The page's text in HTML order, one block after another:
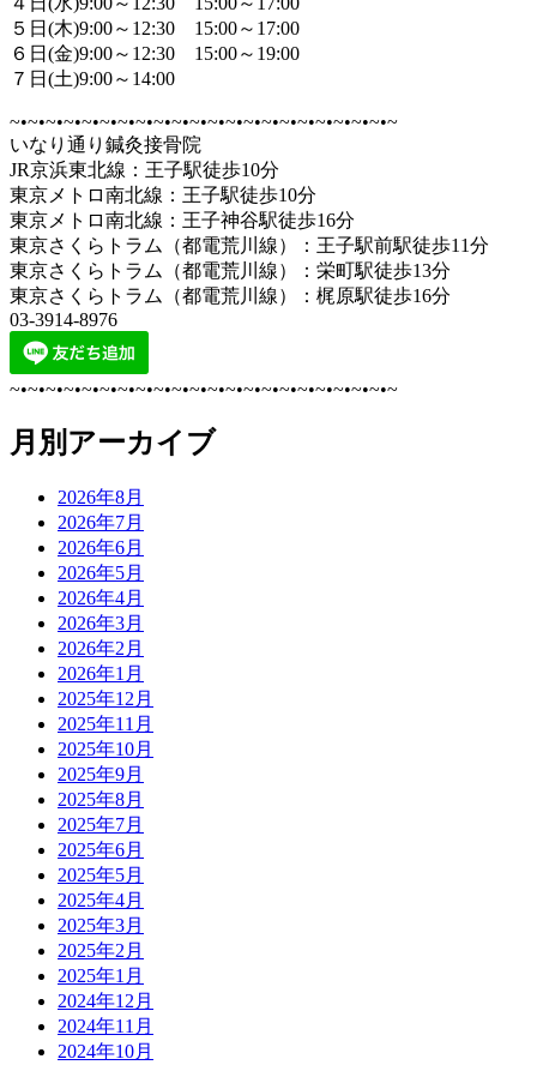
５日(木)9:00～12:30 15:00～17:00
６日(金)9:00～12:30 15:00～19:00
７日(土)9:00～14:00
~•~•~•~•~•~•~•~•~•~•~•~•~•~•~•~•~•~•~•~•~•~
いなり通り鍼灸接骨院
JR京浜東北線：王子駅徒歩10分
東京メトロ南北線：王子駅徒歩10分
東京メトロ南北線：王子神谷駅徒歩16分
東京さくらトラム（都電荒川線）：王子駅前駅徒歩11分
東京さくらトラム（都電荒川線）：栄町駅徒歩13分
東京さくらトラム（都電荒川線）：梶原駅徒歩16分
03-3914-8976
~•~•~•~•~•~•~•~•~•~•~•~•~•~•~•~•~•~•~•~•~•~
月別アーカイブ
2026年8月
2026年7月
2026年6月
2026年5月
2026年4月
2026年3月
2026年2月
2026年1月
2025年12月
2025年11月
2025年10月
2025年9月
2025年8月
2025年7月
2025年6月
2025年5月
2025年4月
2025年3月
2025年2月
2025年1月
2024年12月
2024年11月
2024年10月